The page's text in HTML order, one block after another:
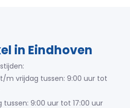
in Eindhoven
m vrijdag tussen: 9:00 uur tot
tussen: 9:00 uur tot 17:00 uur